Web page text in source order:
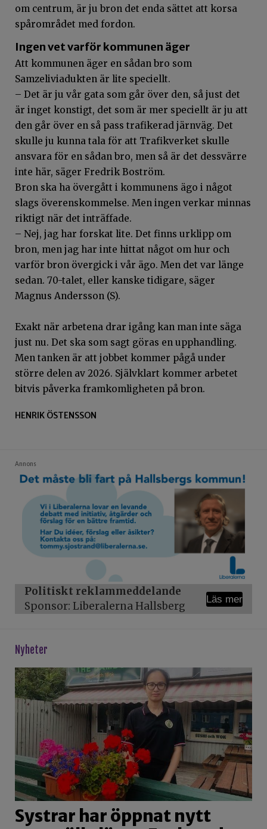
om centrum, är ju bron det enda sättet att korsa
spårområdet med fordon.
Ingen vet varför kommunen äger
Att kommunen äger en sådan bro som
Samzeliviadukten är lite speciellt.
– Det är ju vår gata som går över den, så just det
är inget konstigt, det som är mer speciellt är ju att
den går över en så pass trafikerad järnväg. Det
skulle ju kunna tala för att Trafikverket skulle
ansvara för en sådan bro, men så är det dessvärre
inte här, säger Fredrik Boström.
Bron ska ha övergått i kommunens ägo i något
slags överenskommelse. Men ingen verkar minnas
riktigt när det inträffade.
– Nej, jag har forskat lite. Det finns urklipp om
bron, men jag har inte hittat något om hur och
varför bron övergick i vår ägo. Men det var länge
sedan. 70-talet, eller kanske tidigare, säger
Magnus Andersson (S).
Exakt när arbetena drar igång kan man inte säga
just nu. Det ska som sagt göras en upphandling.
Men tanken är att jobbet kommer pågå under
större delen av 2026. Självklart kommer arbetet
bitvis påverka framkomligheten på bron.
HENRIK ÖSTENSSON
Annons
Politiskt reklammeddelande
Sponsor: Liberalerna Hallsberg
Läs mer
Nyheter
Systrar har öppnat nytt